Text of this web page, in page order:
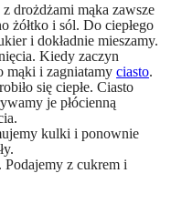
drożdżami mąka zawsze
żółtko i sól. Do ciepłego
i dokładnie mieszamy.
Kiedy zaczyn
mąki i zagniatamy ciasto.
się ciepłe. Ciasto
je płócienną
kulki i ponownie
z cukrem i